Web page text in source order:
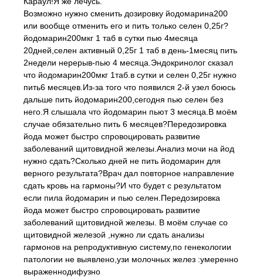
Возможно нужно сменить дозировку йодомарина200
или вообще отменить его и пить только селен 0,25г?
йодомарин200мкг 1 таб в сутки пью 4месяца
20дней,селен активный 0,25г 1 таб в день-1месяц пить
2недели нерерыв-пью 4 месяца.Эндокринолог сказал
что йодомарин200мкг 1таб.в сутки и селен 0,25г нужно
пить6 месяцев.Из-за того что появился 2-й узел боюсь
дальше пить йодомарин200,сегодня пью селен без
него.Я слышала что йодомарин пьют 3 месяца.В моём
случае обязательно пить 6 месяцев?Передозировка
йода может быстро спровоцировать развитие
заболеваний щитовидной железы.Анализ мочи на йод
нужно сдать?Сколько дней не пить йодомарин для
верного результата?Врач дал повторное направление
сдать кровь на гармоны?И что будет с результатом
если пила йодомарин и пью селен.Передозировка
йода может быстро спровоцировать развитие
заболеваний щитовидной железы. В моём случае со
щитовидной железой ,нужно ли сдать анализы
гармонов на репродуктивную систему,по генекологии
патологии не выявлено,узи молочных желез :умеренно
выраженнодифузно